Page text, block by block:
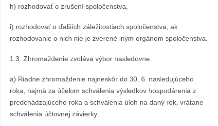
h) rozhodovať o zrušení spoločenstva,
i) rozhodovať o ďalších záležitostiach spoločenstva, ak
rozhodovanie o nich nie je zverené iným orgánom spoločenstva.
1.3. Zhromaždenie zvoláva výbor nasledovne:
a) Riadne zhromaždenie najneskôr do 30. 6. nasledujúceho
roka, najmä za účelom schválenia výsledkov hospodárenia z
predchádzajúceho roka a schválenia úloh na daný rok, vrátane
schválenia účtovnej závierky.